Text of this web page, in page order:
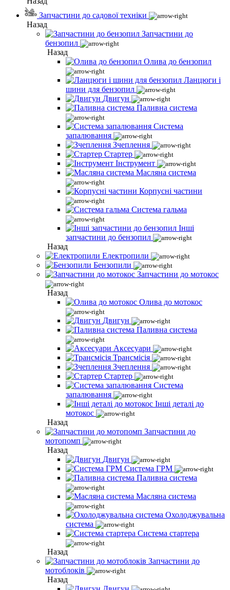
Запчастини до садової техніки
Назад
Запчастини до
бензопил
Назад
Олива до бензопил
Ланцюги і
шини для бензопил
Двигун
Паливна система
Система
запалювання
Зчеплення
Стартер
Інструмент
Масляна система
Корпусні частини
Система гальма
Інші
запчастини до бензопил
Назад
Електропили
Бензопили
Запчастини до мотокос
Назад
Олива до мотокос
Двигун
Паливна система
Аксесуари
Трансмісія
Зчеплення
Стартер
Система
запалювання
Інші деталі до
мотокос
Назад
Запчастини до
мотопомп
Назад
Двигун
Система ГРМ
Паливна система
Масляна система
Охолоджувальна
система
Система стартера
Назад
Запчастини до
мотоблоків
Назад